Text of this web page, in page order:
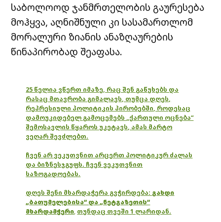
საბოლოოდ ჯანმრთელობის გაურესება
მოჰყვა, აღნიშნული კი სასამართლომ
მორალური ზიანის ანაზღაურების
წინაპირობად შეაფასა.
25 წელია ვწერთ იმაზე, რაც შენ გაწუხებს და
რასაც მთავრობა გიმალავს, თუმცა დღეს,
რეპრესიული პოლიტიკის პირობებში, როდესაც
დამოუკიდებელ გამოცემებს „ქართული ოცნება“
შემოსავლის წყაროს უკეტავს, ამას მარტო
ვეღარ შევძლებთ.
ჩვენ არ ვეკუთვნით არცერთ პოლიტიკურ ძალას
და ბიზნესჯგუფს. ჩვენ ვეკუთვნით
საზოგადოებას.
დღეს შენი მხარდაჭერა გვჭირდება: გახდი
„ბათუმელებისა“ და „ნეტგაზეთის“
მხარდამჭერი, თუნდაც თვეში 1 ლარიდან.